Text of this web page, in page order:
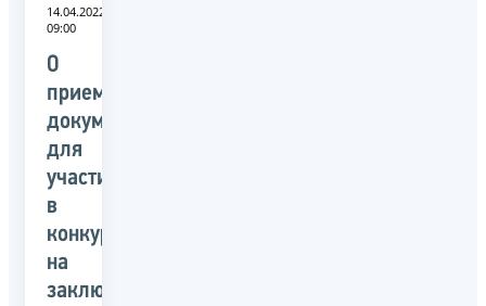
14.04.2022
09:00
О
приеме
документов
для
участия
в
конкурсе
на
заключение